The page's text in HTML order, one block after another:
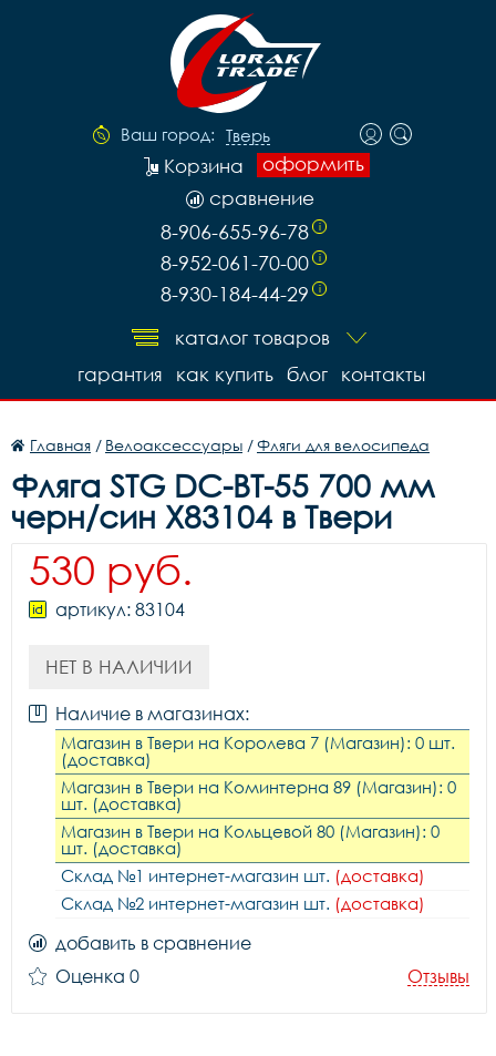
Ваш город: Тверь
оформить
Корзина
сравнение
8-906-655-96-78 i
8-952-061-70-00 i
8-930-184-44-29 i
каталог товаров
контакты
блог
как купить
гарантия
Главная / Велоаксессуары /Фляги для велосипеда
Фляга STG DC-BT-55 700 мм
черн/син X83104 в Твери
530 руб.
артикул: 83104
НЕТ В НАЛИЧИИ
Наличие в магазинах:
Магазин в Твери на Королева 7 (Магазин): 0 шт.
(доставка)
Магазин в Твери на Коминтерна 89 (Магазин): 0
шт. (доставка)
Магазин в Твери на Кольцевой 80 (Магазин): 0
шт. (доставка)
Склад №1 интернет-магазин шт. (доставка)
Склад №2 интернет-магазин шт. (доставка)
добавить в сравнение
Оценка 0
Отзывы